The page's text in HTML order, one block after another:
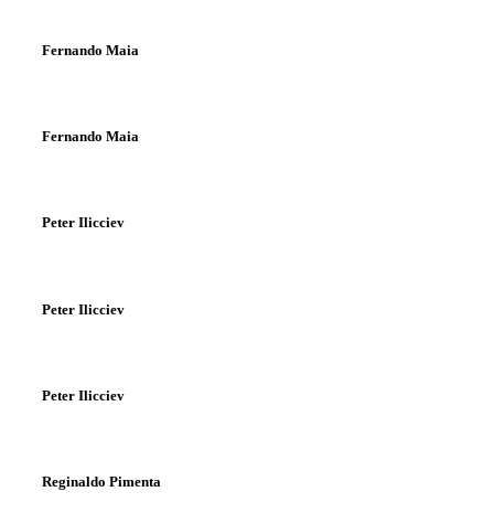
Fernando Maia
Fernando Maia
Peter Ilicciev
Peter Ilicciev
Peter Ilicciev
Reginaldo Pimenta